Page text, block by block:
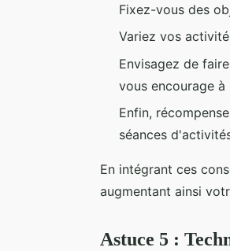
Fixez-vous des
Variez vos
Envisagez de
vous encourage
Enfin,
séances
En intégrant ces
augmentant ainsi
Astuce 5 :